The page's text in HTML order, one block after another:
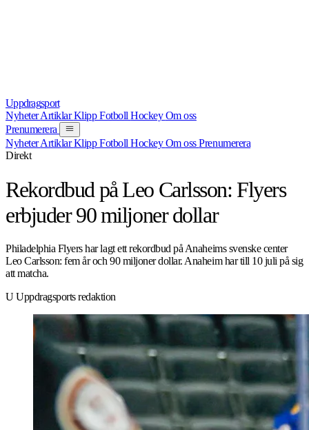
Uppdragsport
NyheterArtiklarKlippFotbollHockeyOm oss
Prenumerera
NyheterArtiklarKlippFotbollHockeyOm ossPrenumerera
Direkt
Rekordbud på Leo Carlsson: Flyers
erbjuder 90 miljoner dollar
Philadelphia Flyers har lagt ett rekordbud på Anaheims svenske center
Leo Carlsson: fem år och 90 miljoner dollar. Anaheim har till 10 juli på sig
att matcha.
UUppdragsports redaktion